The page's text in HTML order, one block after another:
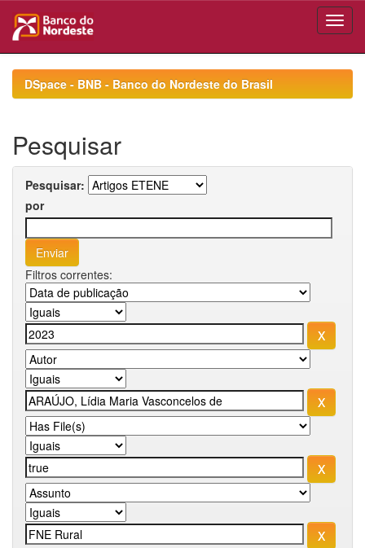
navigationDSpace - BNB - Banco do Nordeste do Brasil
Pesquisar
Pesquisar:
por
Filtros correntes: